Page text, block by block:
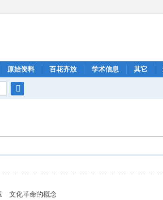
原始资料 百花齐放 学术信息 其它
文化革命的概念